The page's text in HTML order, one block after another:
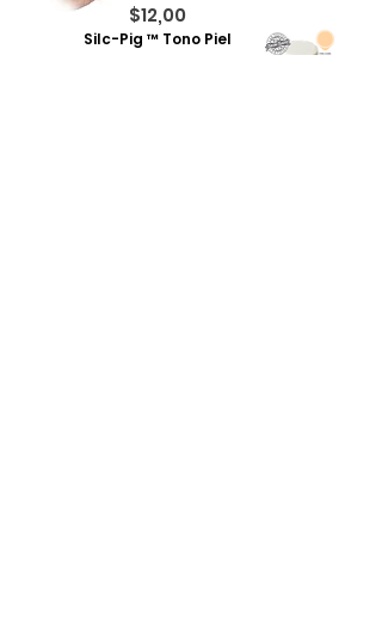
Precio
$12,00
Silc-Pig ™ Tono Piel